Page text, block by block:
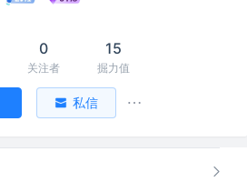
0
关注者
15
掘力值
私信